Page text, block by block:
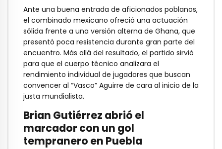
Ante una buena entrada de aficionados poblanos,
el combinado mexicano ofreció una actuación
sólida frente a una versión alterna de Ghana, que
presentó poca resistencia durante gran parte del
encuentro. Más allá del resultado, el partido sirvió
para que el cuerpo técnico analizara el
rendimiento individual de jugadores que buscan
convencer al “Vasco” Aguirre de cara al inicio de la
justa mundialista.
Brian Gutiérrez abrió el
marcador con un gol
tempranero en Puebla